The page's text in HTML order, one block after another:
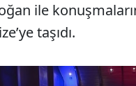
ile
taşıdı.